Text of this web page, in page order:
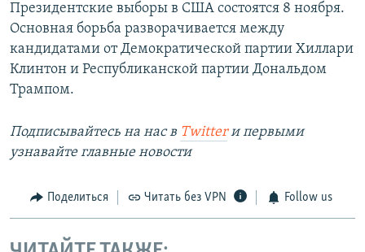
Президентские выборы в США состоятся 8 ноября.
Основная борьба разворачивается между
кандидатами от Демократической партии Хиллари
Клинтон и Республиканской партии Дональдом
Трампом.
Подписывайтесь на наc в Twitterи первыми
узнавайте главные новости
Поделиться Читать без VPN Follow us